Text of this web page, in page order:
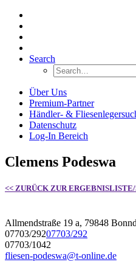
Search
Über Uns
Premium-Partner
Händler- &
Datenschutz
Log-In Bereich
Clemens Podeswa
<< ZURÜCK ZUR ERGEBNISLISTE/
Allmendstraße 19 a, 79848
07703/29207703/292
07703/1042
fliesen-podeswa@t-online.de